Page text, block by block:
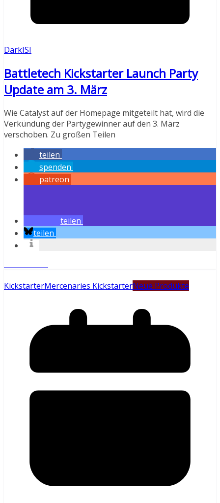
DarkISI
Battletech Kickstarter Launch Party
Update am 3. März
Wie Catalyst auf der Homepage mitgeteilt hat, wird die
Verkündung der Partygewinner auf den 3. März
verschoben. Zu großen Teilen
teilen
spenden
patreon
teilen
teilen
KickstarterMercenaries KickstarterNeue Produkte